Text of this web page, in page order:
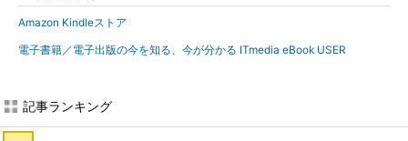
Amazon Kindleストア
電子書籍／電子出版の今を知る、今が分かる ITmedia eBook USER
記事ランキング